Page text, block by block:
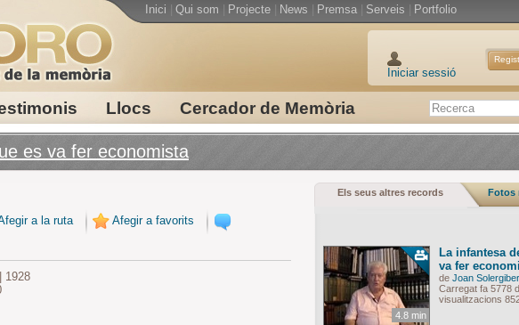
Llocs Cercador de Memòria
Inici Qui som Projecte News Premsa Serveis Portfolio
Iniciar sessió
es va fer economista
a la ruta
Afegir a favorits
| 1928
Els seus altres records Fotos
4.8 min
La infantesa
va fer
de Joan
Carregat fa 5778
visualitzacions